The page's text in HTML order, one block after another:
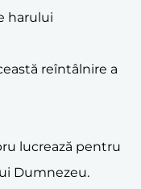
harului
reîntâlnire a
lucrează pentru
Dumnezeu.